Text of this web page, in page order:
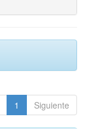
1 Siguiente